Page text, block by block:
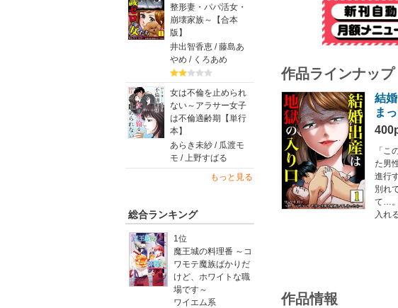
整形妻・パパ活女・
崩壊家族～【合本
版】
井出智香恵 / 藤島あ
やめ / くろあめ
女は不倫を止められ
ない～アラサー女子
は不倫適齢期【単行
本】
あらき未紗 / 瓜渡モ
モ / 上野すばる
もっと見る
総合ランキング
1位
魔王城の料理番 ～コ
ワモテ魔族ばかりだ
けど、ホワイトな職
場です～
ワイエム系
作品ラインナッ
結
ま
「
た男
進行
別れ
て…
入れ
作品情報